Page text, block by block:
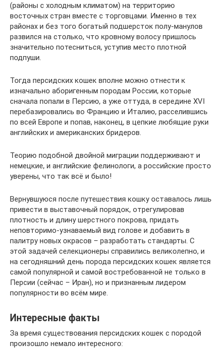
(районы с холодным климатом) на территорию
восточных стран вместе с торговцами. Именно в тех
районах и без того богатый подшерсток полу-манулов
развился на столько, что кровному волосу пришлось
значительно потесниться, уступив место плотной
подпуши.
Тогда персидских кошек вполне можно отнести к
изначально аборигенным породам России, которые
сначала попали в Персию, а уже оттуда, в середине XVI
перебазировались во Францию и Италию, расселившись
по всей Европе и попав, наконец, в цепкие любящие руки
английских и американских бридеров.
Теорию подобной двойной миграции поддерживают и
немецкие, и английские фелинологи, а российские просто
уверены, что так всё и было!
Вернувшуюся после путешествия кошку оставалось лишь
привести в выставочный порядок, отрегулировав
плотность и длину шерстного покрова, придать
неповторимо-узнаваемый вид голове и добавить в
палитру новых окрасов – разработать стандарты. С
этой задачей селекционеры справились великолепно, и
на сегодняшний день порода персидских кошек является
самой популярной и самой востребованной не только в
Персии (сейчас – Иран), но и признанным лидером
популярности во всём мире.
Интересные факты
За время существования персидских кошек с породой
произошло немало интересного: